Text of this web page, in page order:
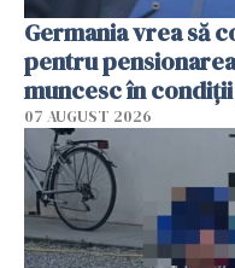
Germania vrea să
pentru
muncesc în
07 AUGUST 2026